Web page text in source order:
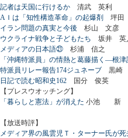
記者は天国に行けるか 清武 英利
AＩは「知性構造革命」の起爆剤 坪田
イラン問題の真実と今後 杉山 文彦
ウクライナ戦争と子どもたち 坂井 英
メディアの日本語㉑ 杉浦 信之
「沖縄特派員」の情熱と葛藤描く―根津
特派員リレー報告174ジュネーブ 黒崎
日記で読む昭和史162 国分 俊英
【プレスウオッチング】
「暮らしと憲法」が消えた 小池 新
【放送時評】
メディア界の風雲児Ｔ・ターナー氏が死